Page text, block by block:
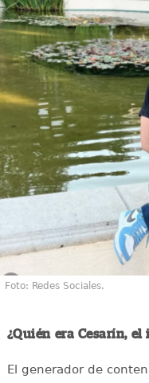
Foto: Redes Sociales.
¿Quién era Cesarín,
El generador de